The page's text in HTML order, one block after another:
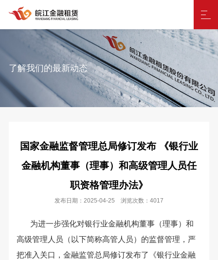
了解我们的最新动态
国家金融监督管理总局修订发布 《银行业
金融机构董事（理事）和高级管理人员任
职资格管理办法》
发布日期：2025-04-25 浏览次数：4017
为进一步强化对银行业金融机构董事（理事）和
高级管理人员（以下简称高管人员）的监督管理，严
把准入关口，金融监管总局修订发布了《银行业金融